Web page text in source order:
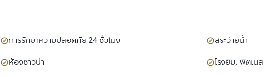
การรักษาความปลอดภัย 24 ชั่วโมง
สระว่ายน้ำ
ห้องซาวน่า
โรงยิม, ฟิตเนส